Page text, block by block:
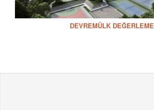
DEVREMÜLK DEĞERLEME